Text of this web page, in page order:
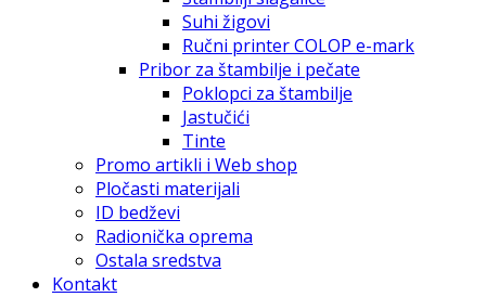
Suhi žigovi
Ručni printer COLOP e-mark
Pribor za štambilje i pečate
Poklopci za štambilje
Jastučići
Tinte
Promo artikli i Web shop
Pločasti materijali
ID bedževi
Radionička oprema
Ostala sredstva
Kontakt